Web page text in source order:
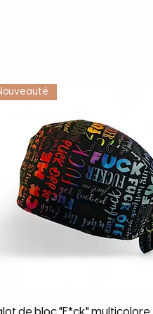
Quick View